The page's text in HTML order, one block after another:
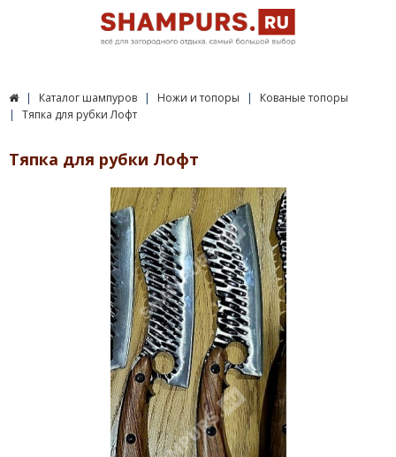
Каталог шампуров Ножи и топоры
Кованые топоры
Тяпка для рубки Лофт
Тяпка для рубки Лофт